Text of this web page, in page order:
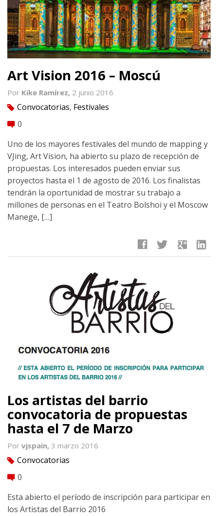
Art Vision 2016 – Moscú
Por Kike Ramírez, 2 junio 2016
tag Convocatorias, Festivales
comment 0
Uno de los mayores festivales del mundo de mapping y
VJing, Art Vision, ha abierto su plazo de recepción de
propuestas. Los interesados pueden enviar sus
proyectos hasta el 1 de agosto de 2016. Los finalistas
tendrán la oportunidad de mostrar su trabajo a
millones de personas en el Teatro Bolshoi y el Moscow
Manege, […]
facebook twitter google linkedin
Los artistas del barrio
convocatoria de propuestas
hasta el 7 de Marzo
Por vjspain, 3 marzo 2016
tag Convocatorias
comment 0
Esta abierto el período de inscripción para participar en
los Artistas del Barrio 2016